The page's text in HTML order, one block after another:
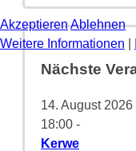
Nächste
14. August 2026
18:00 -
Kerwe
AkzeptierenAblehnen
Weitere Informationen